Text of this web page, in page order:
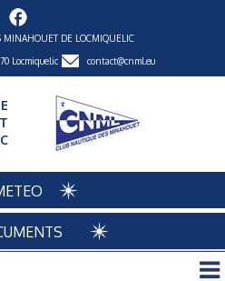
MINAHOUET DE LOCMIQUELIC
Locmiquelic contact@cnml.eu